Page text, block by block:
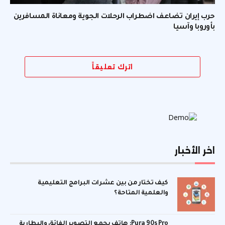
حرب إيران تضاعف اضطراب الرحلات الجوية ومعاناة المسافرين
بأوروبا وآسيا
اترك تعليقاً
اخر الأخبار
كيف تختار من بين عشرات البرامج التعليمية
والعلمية المتاحة؟